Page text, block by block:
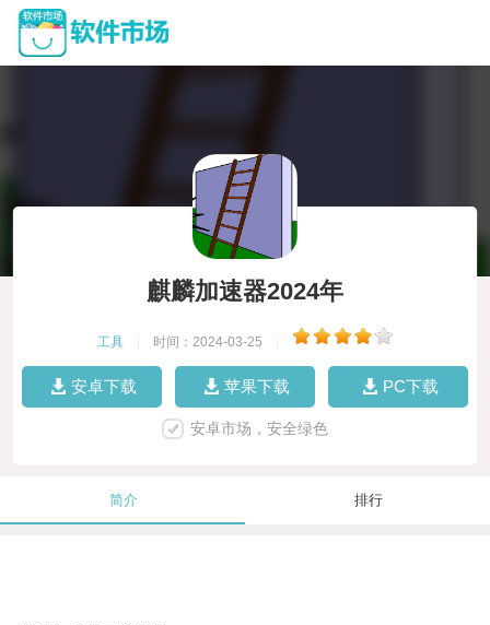
麒麟加速器2024年
工具 时间：2024-03-25
安卓下载 苹果下载 PC下载
安卓市场，安全绿色
简介 排行